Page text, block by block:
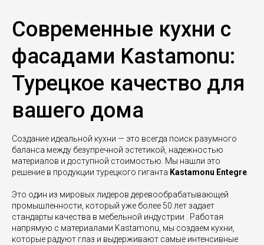
Современные кухни с
фасадами Kastamonu:
Турецкое качество для
вашего дома
Создание идеальной кухни — это всегда поиск разумного
баланса между безупречной эстетикой, надежностью
материалов и доступной стоимостью. Мы нашли это
решение в продукции турецкого гиганта Kastamonu Entegre
Это один из мировых лидеров деревообрабатывающей
промышленности, который уже более 50 лет задает
стандарты качества в мебельной индустрии . Работая
напрямую с материалами Kastamonu, мы создаем кухни,
которые радуют глаз и выдерживают самые интенсивные